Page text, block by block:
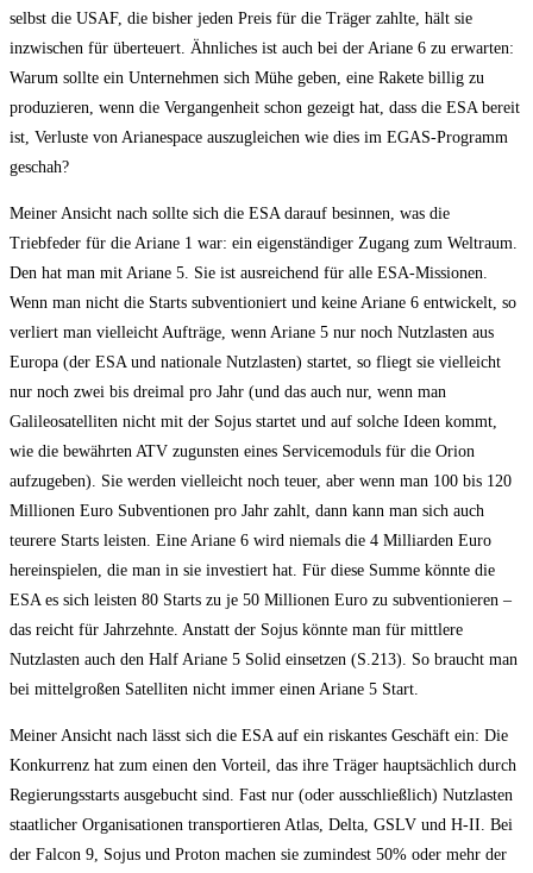
selbst die USAF, die bisher jeden Preis für die Träger zahlte, hält sie
inzwischen für überteuert. Ähnliches ist auch bei der Ariane 6 zu erwarten:
Warum sollte ein Unternehmen sich Mühe geben, eine Rakete billig zu
produzieren, wenn die Vergangenheit schon gezeigt hat, dass die ESA bereit
ist, Verluste von Arianespace auszugleichen wie dies im EGAS-Programm
geschah?
Meiner Ansicht nach sollte sich die ESA darauf besinnen, was die
Triebfeder für die Ariane 1 war: ein eigenständiger Zugang zum Weltraum.
Den hat man mit Ariane 5. Sie ist ausreichend für alle ESA-Missionen.
Wenn man nicht die Starts subventioniert und keine Ariane 6 entwickelt, so
verliert man vielleicht Aufträge, wenn Ariane 5 nur noch Nutzlasten aus
Europa (der ESA und nationale Nutzlasten) startet, so fliegt sie vielleicht
nur noch zwei bis dreimal pro Jahr (und das auch nur, wenn man
Galileosatelliten nicht mit der Sojus startet und auf solche Ideen kommt,
wie die bewährten ATV zugunsten eines Servicemoduls für die Orion
aufzugeben). Sie werden vielleicht noch teuer, aber wenn man 100 bis 120
Millionen Euro Subventionen pro Jahr zahlt, dann kann man sich auch
teurere Starts leisten. Eine Ariane 6 wird niemals die 4 Milliarden Euro
hereinspielen, die man in sie investiert hat. Für diese Summe könnte die
ESA es sich leisten 80 Starts zu je 50 Millionen Euro zu subventionieren –
das reicht für Jahrzehnte. Anstatt der Sojus könnte man für mittlere
Nutzlasten auch den Half Ariane 5 Solid einsetzen (S.213). So braucht man
bei mittelgroßen Satelliten nicht immer einen Ariane 5 Start.
Meiner Ansicht nach lässt sich die ESA auf ein riskantes Geschäft ein: Die
Konkurrenz hat zum einen den Vorteil, das ihre Träger hauptsächlich durch
Regierungsstarts ausgebucht sind. Fast nur (oder ausschließlich) Nutzlasten
staatlicher Organisationen transportieren Atlas, Delta, GSLV und H-II. Bei
der Falcon 9, Sojus und Proton machen sie zumindest 50% oder mehr der